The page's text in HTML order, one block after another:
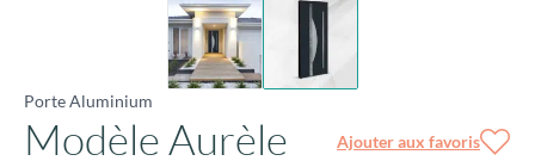
Porte Aluminium
Modèle Aurèle Ajouter aux favoris